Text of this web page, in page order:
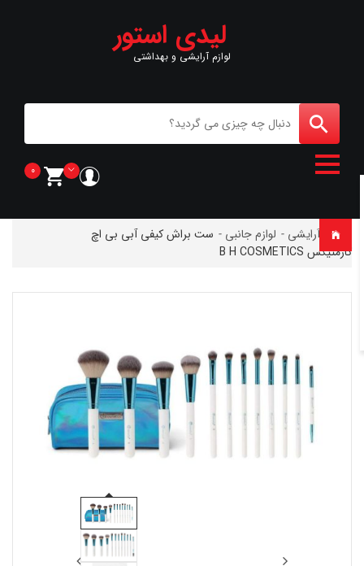
لیدی استور
لوازم آرایشی و بهداشتی
0
خانه آرایشی - لوازم جانبی - ست براش کیفی آبی بی اچ
کازمتیکس B H COSMETICS